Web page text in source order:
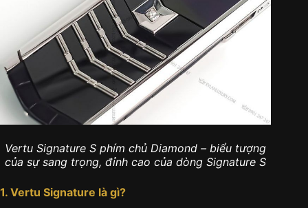
Vertu Signature S phím chủ Diamond – biểu tượng
của sự sang trọng, đỉnh cao của dòng Signature S
1. Vertu Signature là gì?